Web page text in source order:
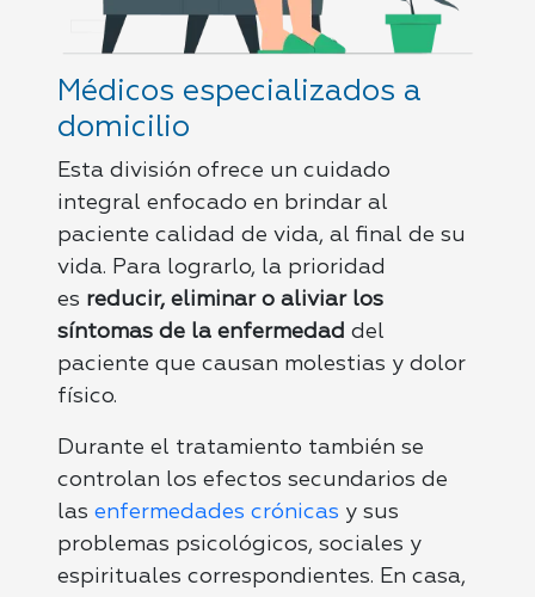
Médicos especializados a
domicilio
Esta división ofrece un cuidado
integral enfocado en brindar al
paciente calidad de vida, al final de su
vida. Para lograrlo, la prioridad
es reducir, eliminar o aliviar los
síntomas de la enfermedad del
paciente que causan molestias y dolor
físico.
Durante el tratamiento también se
controlan los efectos secundarios de
las enfermedades crónicas y sus
problemas psicológicos, sociales y
espirituales correspondientes. En casa,